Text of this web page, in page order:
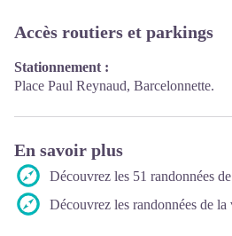
Accès routiers et parkings
Stationnement :
Place Paul Reynaud, Barcelonnette.
En savoir plus
Découvrez les 51 randonnées
Découvrez les randonnées de